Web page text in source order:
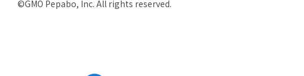
©GMO Pepabo, Inc. All rights reserved.